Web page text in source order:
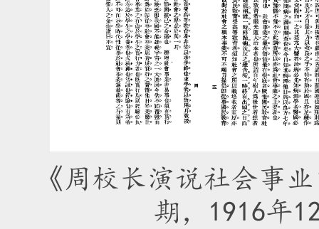
《周校长演说社会事
期，1916年